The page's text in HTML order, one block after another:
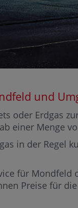
und
oder Erdgas
einer Menge
in der Regel
für Mondfeld
Preise für